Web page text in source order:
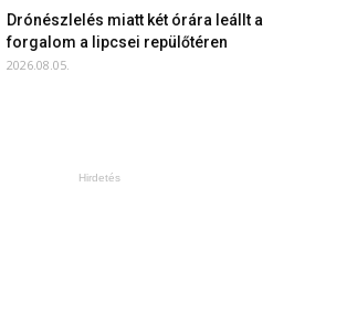
Drónészlelés miatt két órára leállt a
forgalom a lipcsei repülőtéren
2026.08.05.
Hirdetés